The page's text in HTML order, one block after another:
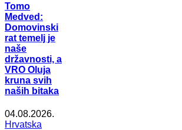
Tomo
Medved:
Domovinski
rat temelj je
naše
državnosti, a
VRO Oluja
kruna svih
naših bitaka
04.08.2026.
Hrvatska